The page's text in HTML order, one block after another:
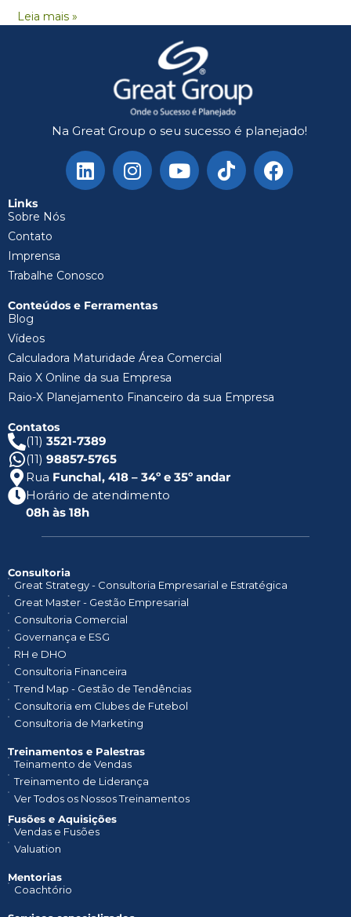
Leia mais »
Na Great Group o seu sucesso é planejado!
Links
Sobre Nós
Contato
Imprensa
Trabalhe Conosco
Conteúdos e Ferramentas
Blog
Vídeos
Calculadora Maturidade Área Comercial
Raio X Online da sua Empresa
Raio-X Planejamento Financeiro da sua Empresa
Contatos
(11) 3521-7389
(11) 98857-5765
Rua Funchal, 418 – 34º e 35º andar
Horário de atendimento
08h às 18h
Consultoria
Great Strategy - Consultoria Empresarial e Estratégica
Great Master - Gestão Empresarial
Consultoria Comercial
Governança e ESG
RH e DHO
Consultoria Financeira
Trend Map - Gestão de Tendências
Consultoria em Clubes de Futebol
Consultoria de Marketing
Treinamentos e Palestras​
Teinamento de Vendas
Treinamento de Liderança
Ver Todos os Nossos Treinamentos
Fusões e Aquisições
Vendas e Fusões
Valuation
Mentorias
Coachtório